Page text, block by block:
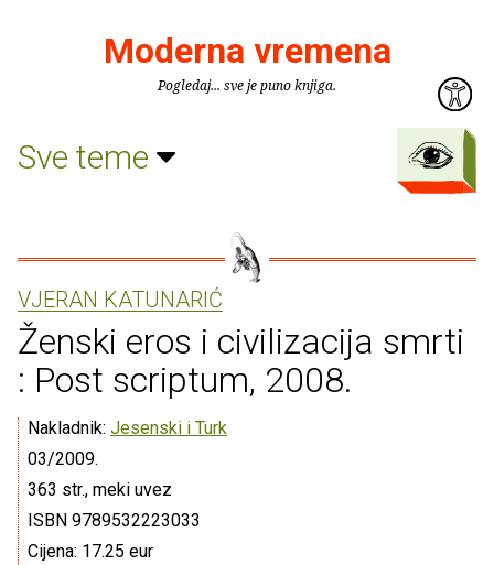
Moderna vremena
Pogledaj... sve je puno knjiga.
Sve teme
VJERAN KATUNARIĆ
Ženski eros i civilizacija smrti
: Post scriptum, 2008.
Nakladnik: Jesenski i Turk
03/2009.
363 str., meki uvez
ISBN 9789532223033
Cijena: 17.25 eur